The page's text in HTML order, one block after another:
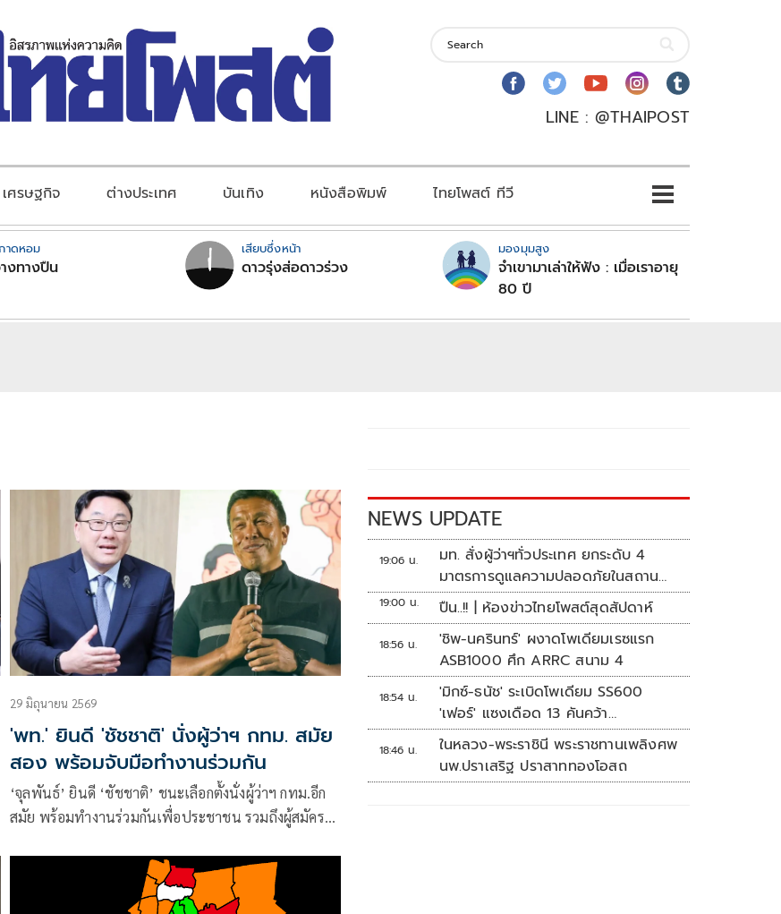
LINE : @THAIPOST
เศรษฐกิจ ต่างประเทศ บันเทิง หนังสือพิมพ์ ไทยโพสต์ ทีวี
าดหอม
งทางปืน
เสียบซึ่งหน้า
ดาวรุ่งส่อดาวร่วง
มองมุมสูง
จำเขามาเล่าให้ฟัง : เมื่อเราอายุ
80 ปี
29 มิถุนายน 2569
'พท.' ยินดี 'ชัชชาติ' นั่งผู้ว่าฯ กทม. สมัย
สอง พร้อมจับมือทำงานร่วมกัน
‘จุลพันธ์’ ยินดี ‘ชัชชาติ’ ชนะเลือกตั้งนั่งผู้ว่าฯ กทม.อีก
สมัย พร้อมทำงานร่วมกันเพื่อประชาชน รวมถึงผู้สมัคร
NEWS UPDATE
19:06 น.
มท. สั่งผู้ว่าฯทั่วประเทศ ยกระดับ 4
มาตรการดูแลความปลอดภัยในสถาน
ศึกษา
19:00 น. ปืน..!! | ห้องข่าวไทยโพสต์สุดสัปดาห์
18:56 น.
'ชิพ-นครินทร์' ผงาดโพเดียมเรซแรก
ASB1000 ศึก ARRC สนาม 4
18:54 น.
'มิกซ์-ธนัช' ระเบิดโพเดียม SS600
'เฟอร์' แซงเดือด 13 คันคว้า
แต้ม ศึก ARRC สนาม 4
18:46 น.
ในหลวง-พระราชินี พระราชทานเพลิงศพ
นพ.ปราเสริฐ ปราสาททองโอสถ